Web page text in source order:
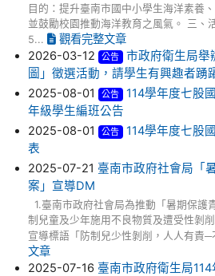
目的：提升臺南市國中小學生海洋素養
並鼓勵校園推動海洋教育之風氣。 三、
5...
觀看完整文章
2026-03-12 公告
市政府衛生局舉
圖」徵選活動，請學生有興趣者踴
2025-08-01
公告
114學年度七股
年級學生編班公告
2025-08-01
公告
114學年度七股
表
2025-07-21 臺南市政府社會局「
案」宣導DM
1.臺南市政府社會局為推動「暑期保護
制兒童及少年施用不良物質及遭受性剝
宣導標語「防制兒少性剝削，人人有責
文章
2025-07-16 臺南市政府衛生局